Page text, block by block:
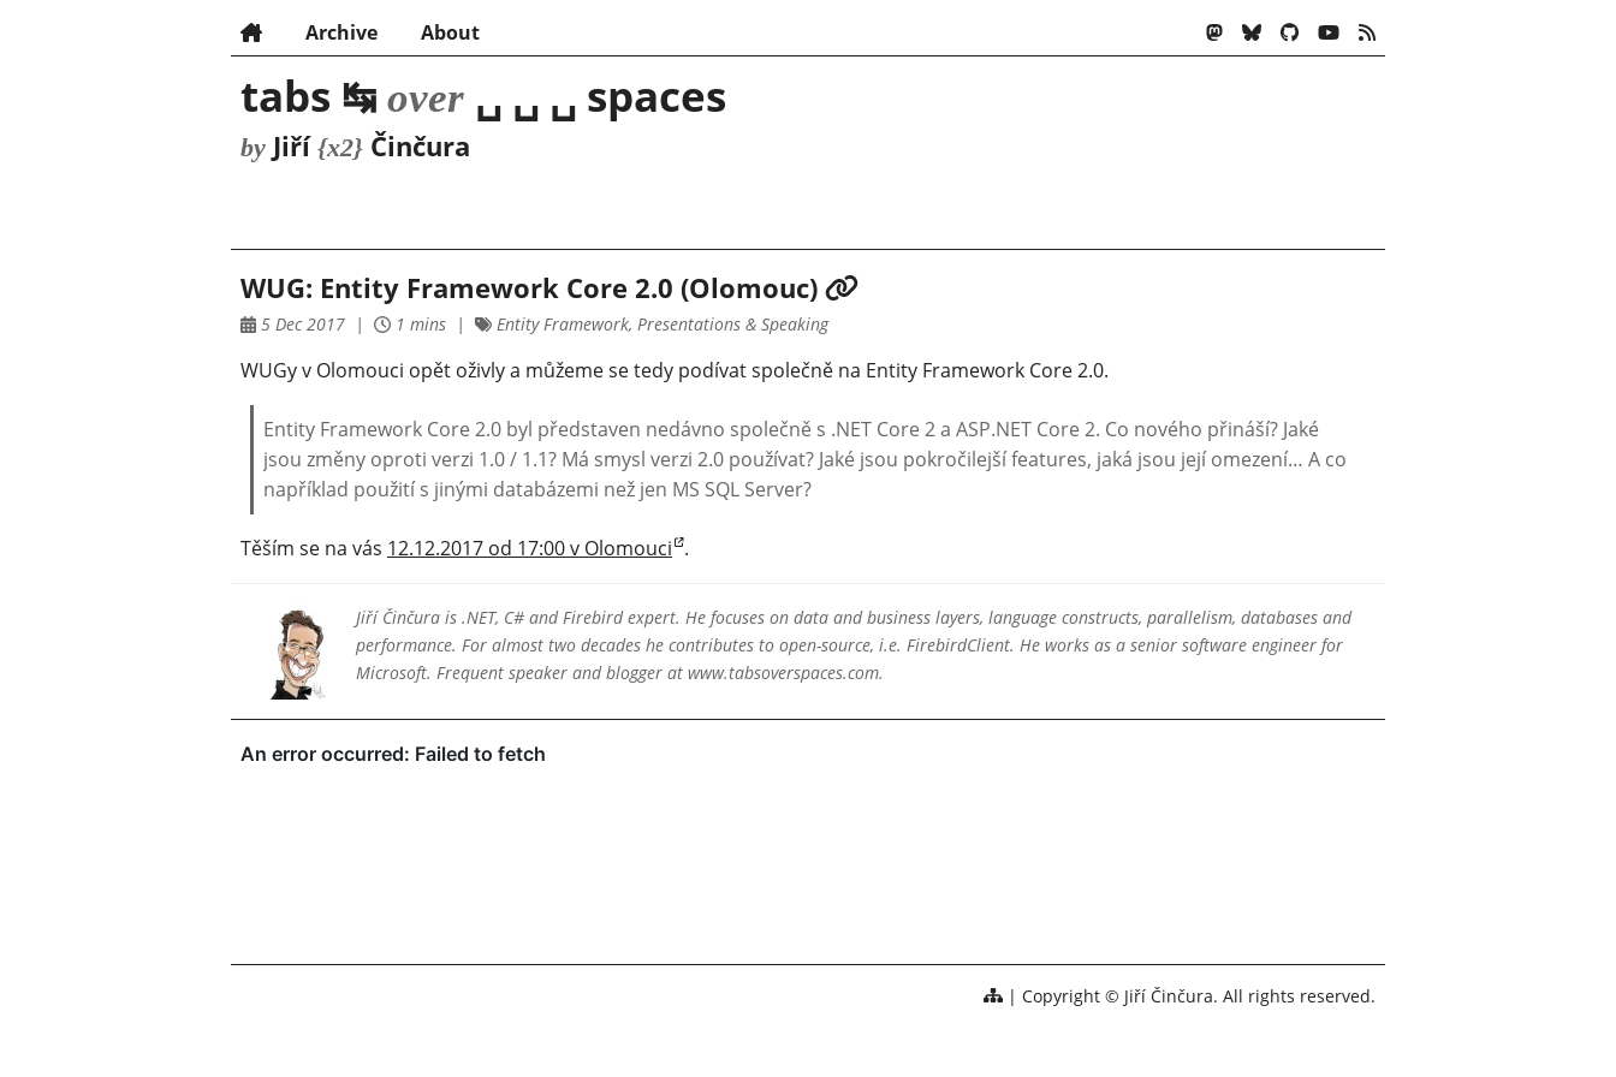
Archive About
tabs ↹ over ␣ ␣ ␣ spaces
by Jiří {x2} Činčura
WUG: Entity Framework Core 2.0 (Olomouc)
5 Dec 2017 1 mins Entity Framework, Presentations & Speaking
WUGy v Olomouci opět oživly a můžeme se tedy podívat společně na Entity Framework Core 2.0.
Entity Framework Core 2.0 byl představen nedávno společně s .NET Core 2 a ASP.NET Core 2. Co nového přináší? Jaké
jsou změny oproti verzi 1.0 / 1.1? Má smysl verzi 2.0 používat? Jaké jsou pokročilejší features, jaká jsou její omezení… A co
například použití s jinými databázemi než jen MS SQL Server?
Těším se na vás 12.12.2017 od 17:00 v Olomouci .
Jiří Činčura is .NET, C# and Firebird expert. He focuses on data and business layers, language constructs, parallelism, databases and
performance. For almost two decades he contributes to open-source, i.e. FirebirdClient. He works as a senior software engineer for
Microsoft. Frequent speaker and blogger at www.tabsoverspaces.com.
Copyright © Jiří Činčura. All rights reserved.